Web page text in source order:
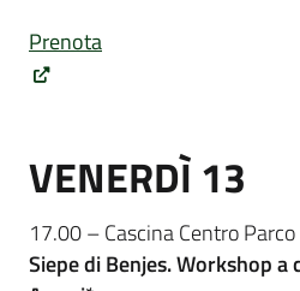
Prenota
VENERDÌ 13
17.00 – Cascina Centro Parco
Siepe di Benjes. Workshop a